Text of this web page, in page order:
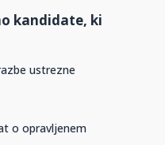
kandidate, ki
ustrezne
o opravljenem